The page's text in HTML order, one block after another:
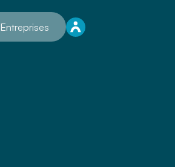
Entreprises